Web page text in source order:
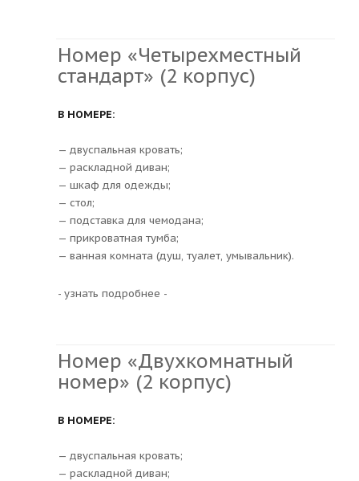
Номер «Четырехместный
стандарт» (2 корпус)
В НОМЕРЕ:
— двуспальная кровать;
— раскладной диван;
— шкаф для одежды;
— стол;
— подставка для чемодана;
— прикроватная тумба;
— ванная комната (душ, туалет, умывальник).
- узнать подробнее -
Номер «Двухкомнатный
номер» (2 корпус)
В НОМЕРЕ:
— двуспальная кровать;
— раскладной диван;